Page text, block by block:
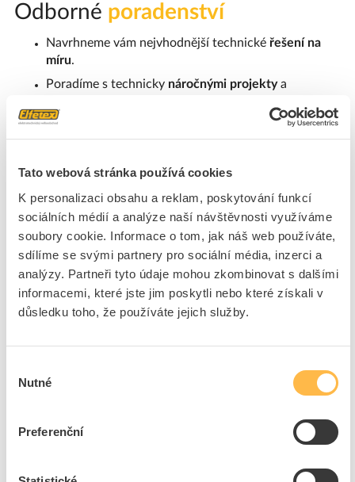
Tato webová stránka používá cookies
K personalizaci obsahu a reklam, poskytování funkcí
sociálních médií a analýze naší návštěvnosti využíváme
soubory cookie. Informace o tom, jak náš web používáte,
sdílíme se svými partnery pro sociální média, inzerci a
analýzy. Partneři tyto údaje mohou zkombinovat s dalšími
informacemi, které jste jim poskytli nebo které získali v
důsledku toho, že používáte jejich služby.
souhlasu
Nutné
Preferenční
Odborné poradenství
Navrhneme vám nejvhodnější technické řešení na
míru.
Poradíme s technicky náročnými projektya
Kvalitní servis našim zákazníkům je pro nás
hlavní
prioritou.
Odborné projektové činnosti
Osvětlovací technika
Průmyslové aplikace
Nabíjecí stanice
Fotovoltaika
Přehledné třídění a snadné vyhledávání.